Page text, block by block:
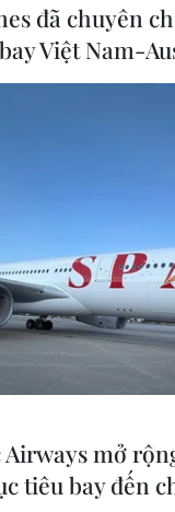
đã chuyên
Việt Nam-
Airways mở
tiêu bay đến